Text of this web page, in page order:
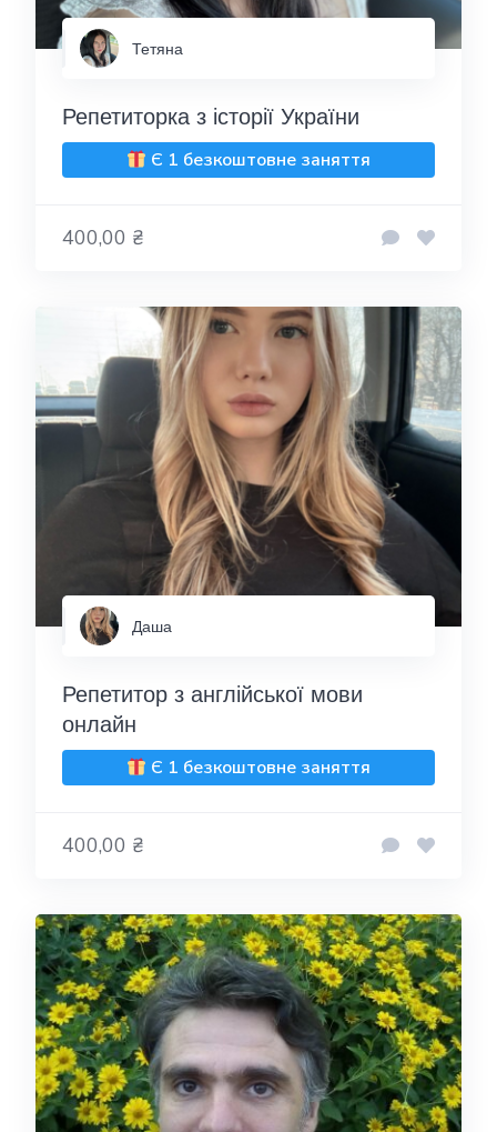
Тетяна
Репетиторка з історії України
Є 1 безкоштовне заняття
400,00 ₴
Даша
Репетитор з англійської мови
онлайн
Є 1 безкоштовне заняття
400,00 ₴